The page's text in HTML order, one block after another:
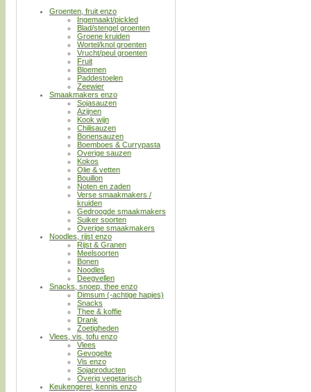
Groenten, fruit enzo
Ingemaakt/pickled
Blad/stengel groenten
Groene kruiden
Wortel/knol groenten
Vrucht/peul groenten
Fruit
Bloemen
Paddestoelen
Zeewier
Smaakmakers enzo
Sojasauzen
Azijnen
Kook wijn
Chilisauzen
Bonensauzen
Boemboes & Currypasta
Overige sauzen
Kokos
Olie & vetten
Bouillon
Noten en zaden
Verse smaakmakers /
kruiden
Gedroogde smaakmakers
Suiker soorten
Overige smaakmakers
Noodles, rijst enzo
Rijst & Granen
Meelsoorten
Bonen
Noodles
Deegvellen
Snacks, snoep, thee enzo
Dimsum (-achtige hapjes)
Snacks
Thee & koffie
Drank
Zoetigheden
Vlees, vis, tofu enzo
Vlees
Gevogelte
Vis enzo
Sojaproducten
Overig vegetarisch
Keukengerei, kennis enzo